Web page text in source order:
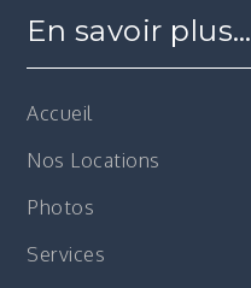
En savoir plus…
Accueil
Nos Locations
Photos
Services